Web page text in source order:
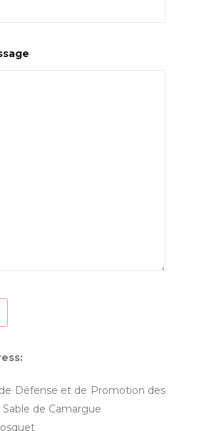
Défense et de Promotion des
Sable de Camargue